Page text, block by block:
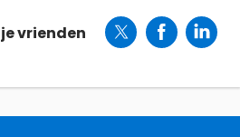
vrienden